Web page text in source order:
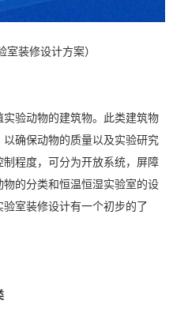
室装修设计方案）
验动物的建筑物。此类建筑物
确保动物的质量以及实验研究
程度，可分为开放系统，屏障
的分类和恒温恒湿实验室的设
室装修设计有一个初步的了